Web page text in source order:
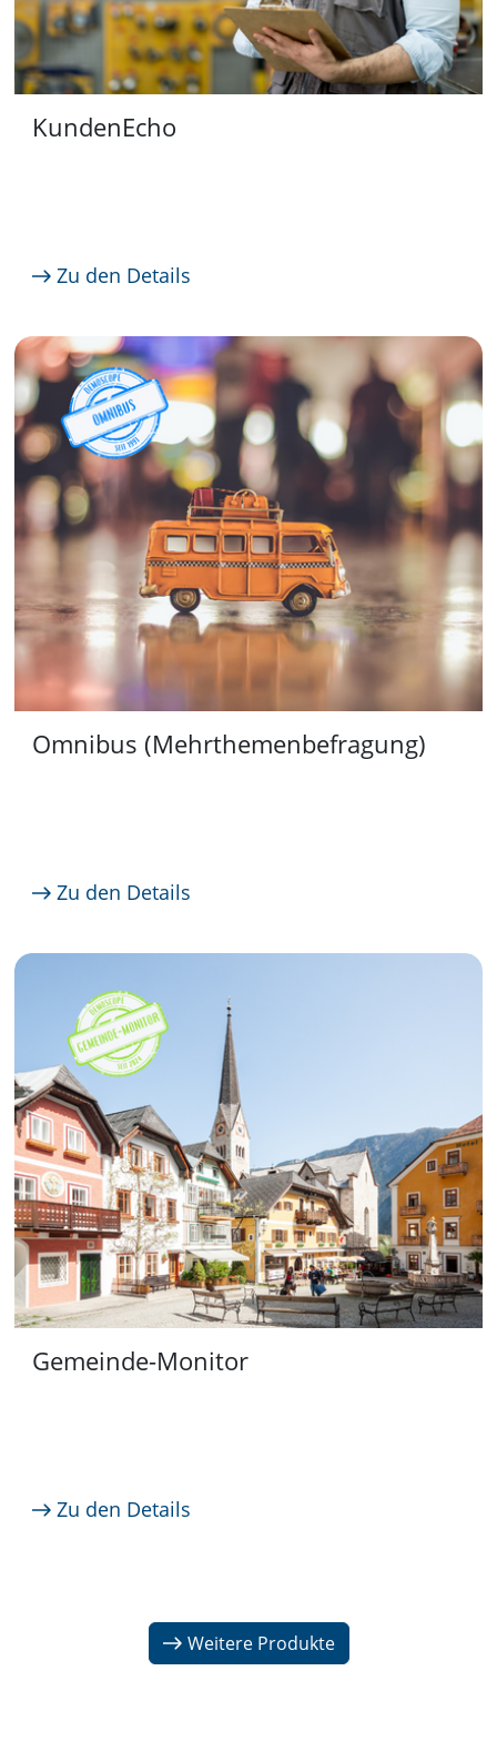
KundenEcho
Zu den Details
Omnibus (Mehrthemenbefragung)
Zu den Details
Gemeinde-Monitor
Zu den Details
Weitere Produkte